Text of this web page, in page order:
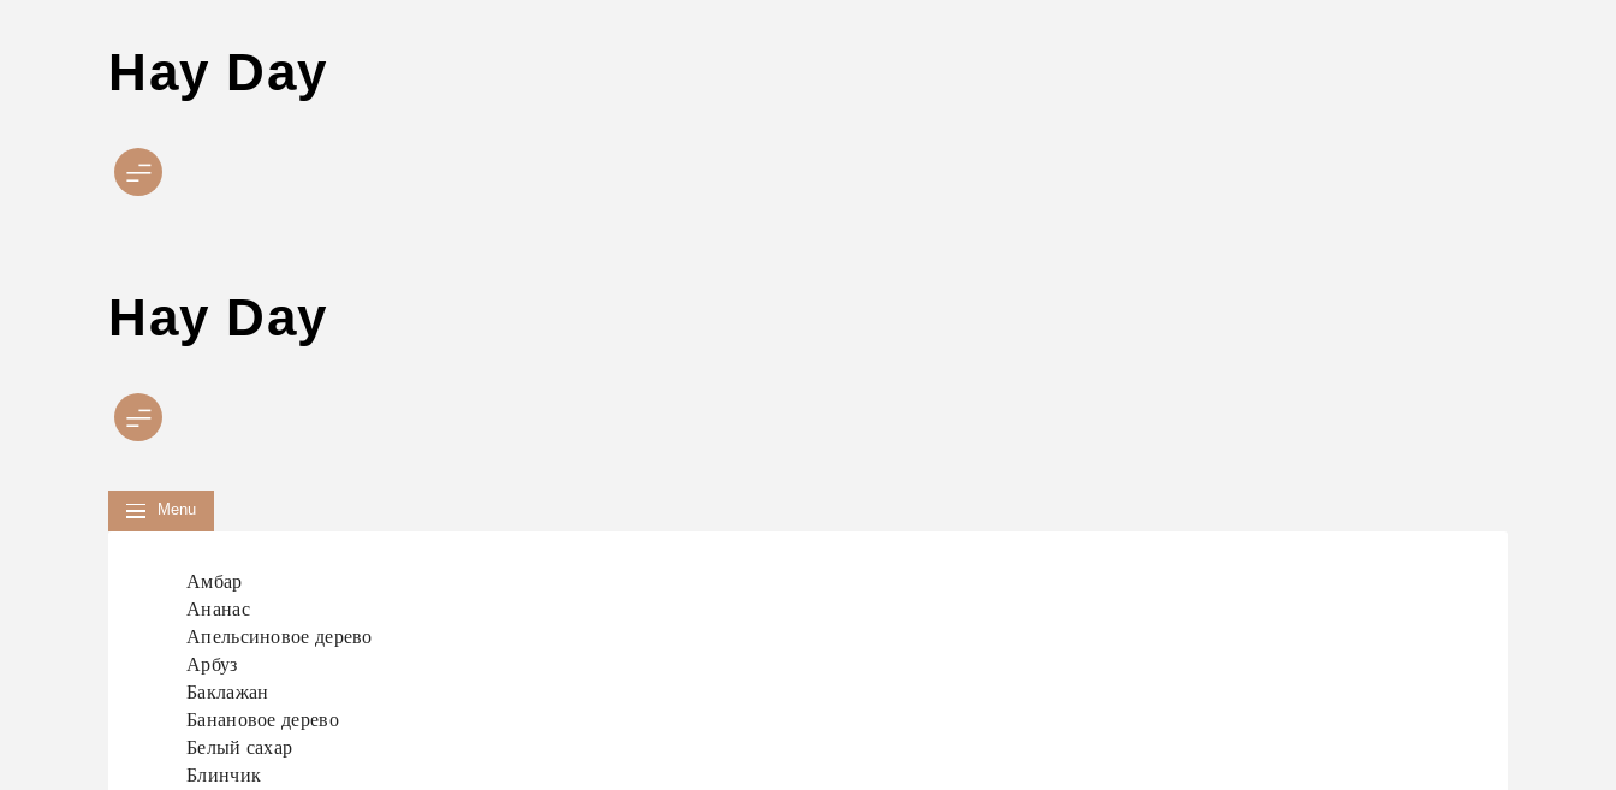
Hay Day
Hay Day
Menu
Амбар
Ананас
Апельсиновое дерево
Арбуз
Баклажан
Банановое дерево
Белый сахар
Блинчик